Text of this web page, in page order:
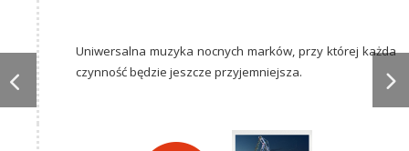
Uniwersalna muzyka nocnych marków, przy której każda
czynność będzie jeszcze przyjemniejsza.